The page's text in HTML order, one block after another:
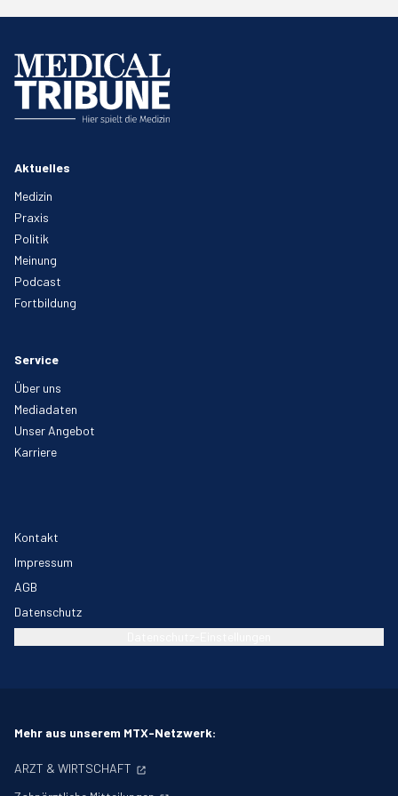
Aktuelles
Medizin
Praxis
Politik
Meinung
Podcast
Fortbildung
Service
Über uns
Mediadaten
Unser Angebot
Karriere
Kontakt
Impressum
AGB
Datenschutz
Mehr aus unserem MTX-Netzwerk:
ARZT & WIRTSCHAFT